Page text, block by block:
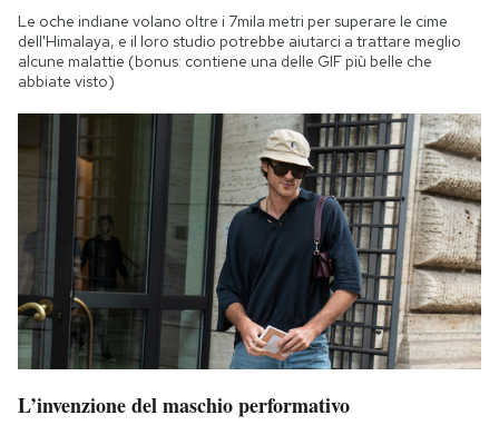
Le oche indiane volano oltre i 7mila metri per superare le cime
dell'Himalaya, e il loro studio potrebbe aiutarci a trattare meglio
alcune malattie (bonus: contiene una delle GIF più belle che
abbiate visto)
L’invenzione del maschio performativo